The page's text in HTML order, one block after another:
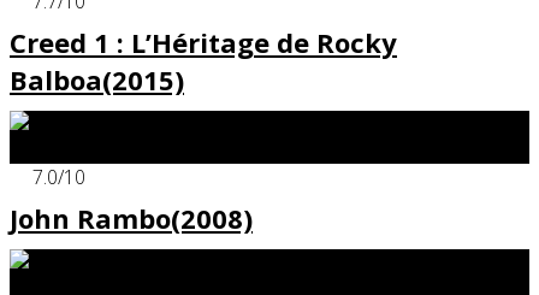
Creed 1 : L’Héritage de Rocky
Balboa(2015)
7.0/10
John Rambo(2008)